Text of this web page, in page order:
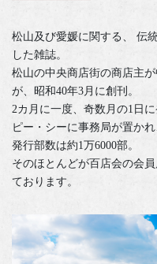
松山及び愛媛に関する、
伝
した雑誌。
松山の中央商店街の商店主
が、昭和40年3月に創刊。
2カ月に一度、奇数月の1日に
ピー・シーに事務局が置かれ
発行部数は約1万6000部。
そのほとんどが百店会の会
ております。